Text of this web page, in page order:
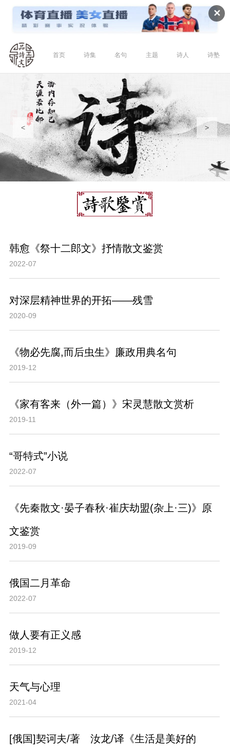
✕
首页 诗集 名句 主题 诗人 诗塾
< >
韩愈《祭十二郎文》抒情散文鉴赏
2022-07
对深层精神世界的开拓——残雪
2020-09
《物必先腐,而后虫生》廉政用典名句
2019-12
《家有客来（外一篇）》宋灵慧散文赏析
2019-11
“哥特式”小说
2022-07
《先秦散文·晏子春秋·崔庆劫盟(杂上·三)》原
文鉴赏
2019-09
俄国二月革命
2022-07
做人要有正义感
2019-12
天气与心理
2021-04
[俄国]契诃夫/著 汝龙/译《生活是美好的